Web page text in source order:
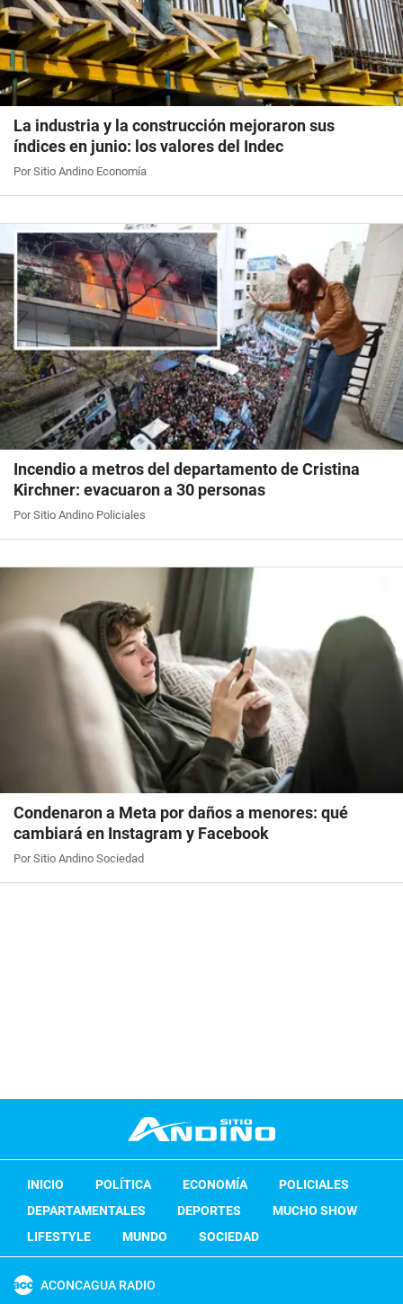
La industria y la construcción mejoraron sus
índices en junio: los valores del Indec
Por Sitio Andino Economía
Incendio a metros del departamento de Cristina
Kirchner: evacuaron a 30 personas
Por Sitio Andino Policiales
Condenaron a Meta por daños a menores: qué
cambiará en Instagram y Facebook
Por Sitio Andino Sociedad
INICIO POLÍTICA ECONOMÍA
POLICIALES
DEPARTAMENTALES
DEPORTES
MUCHO SHOW
LIFESTYLE
MUNDO SOCIEDAD
ACONCAGUA RADIO